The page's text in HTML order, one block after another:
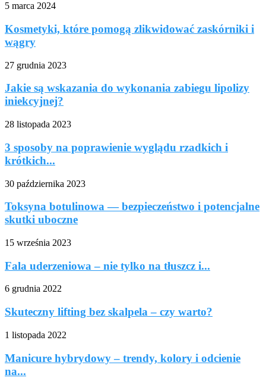
5 marca 2024
Kosmetyki, które pomogą zlikwidować zaskórniki i
wągry
27 grudnia 2023
Jakie są wskazania do wykonania zabiegu lipolizy
iniekcyjnej?
28 listopada 2023
3 sposoby na poprawienie wyglądu rzadkich i
krótkich...
30 października 2023
Toksyna botulinowa — bezpieczeństwo i potencjalne
skutki uboczne
15 września 2023
Fala uderzeniowa – nie tylko na tłuszcz i...
6 grudnia 2022
Skuteczny lifting bez skalpela – czy warto?
1 listopada 2022
Manicure hybrydowy – trendy, kolory i odcienie
na...